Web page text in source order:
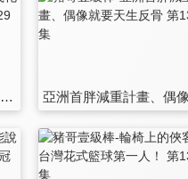
濟公律師正義化身、布袋戲美聲第一人 第129集